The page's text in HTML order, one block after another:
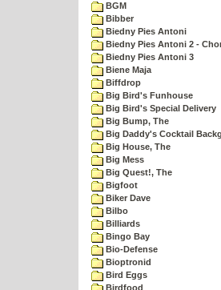
BGM
Bibber
Biedny Pies Antoni
Biedny Pies Antoni 2 -
Biedny Pies Antoni 3
Biene Maja
Biffdrop
Big Bird's Funhouse
Big Bird's Special Delivery
Big Bump, The
Big Daddy's Cocktail
Big House, The
Big Mess
Big Quest!, The
Bigfoot
Biker Dave
Bilbo
Billiards
Bingo Bay
Bio-Defense
Bioptronid
Bird Eggs
Birdfood